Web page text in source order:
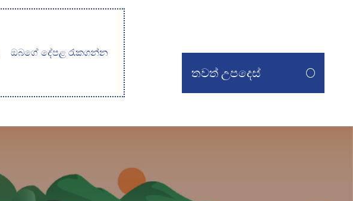
ඔබගේ දේපළ රැකගන්න
තවත් උපදෙස්